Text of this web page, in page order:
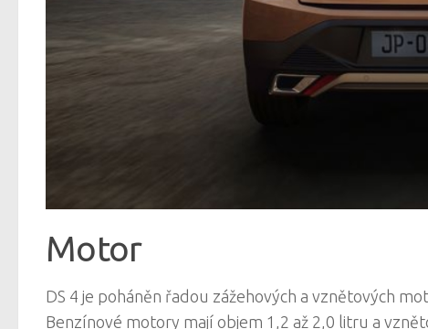
Motor
DS 4 je poháněn řadou zážehových a vznětových
Benzínové motory mají objem 1,2 až 2,0 litru a